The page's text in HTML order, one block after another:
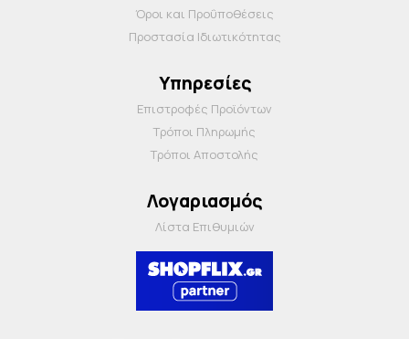
Όροι και Προΰποθέσεις
Προστασία Ιδιωτικότητας
Υπηρεσίες
Επιστροφές Προϊόντων
Τρόποι Πληρωμής
Τρόποι Αποστολής
Λογαριασμός
Λίστα Επιθυμιών